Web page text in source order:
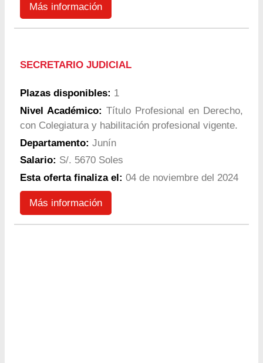
Más información
SECRETARIO JUDICIAL
Plazas disponibles: 1
Nivel Académico: Título Profesional en Derecho,
con Colegiatura y habilitación profesional vigente.
Departamento: Junín
Salario: S/. 5670 Soles
Esta oferta finaliza el: 04 de noviembre del 2024
Más información